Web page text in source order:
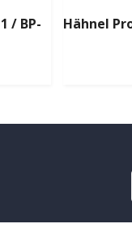
/ BP-
Hähnel